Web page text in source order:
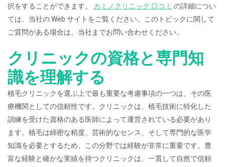
択をすることができます。 カミノクリニック 口コミ の詳細につい
ては、当社の Web サイトをご覧ください。このトピックに関して
ご質問がある場合は、当社までお問い合わせください。
クリニックの資格と専門知
識を理解する
植毛クリニックを選ぶ上で最も重要な考慮事項の一つは、その医
療機関としての信頼性です。クリニックは、植毛技術に特化した
訓練を受けた資格のある医師によって運営されている必要があり
ます。植毛は綿密な精度、芸術的なセンス、そして専門的な医学
知識を必要とするため、この分野では経験が非常に重要です。豊
富な経験と確かな実績を持つクリニックは、一貫して自然で信頼